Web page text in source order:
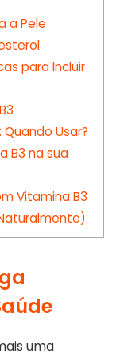
a Pele
para Incluir
Usar?
B3 na sua
Vitamina B3
uma